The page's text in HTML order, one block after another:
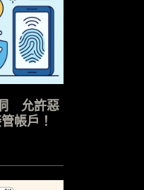
允許惡
帳戶！